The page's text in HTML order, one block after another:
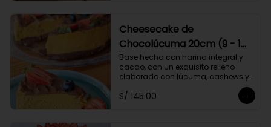
Cheesecake de
Chocolúcuma 20cm (9 - 10
porc.) Vegano
Base hecha con harina integral y
cacao, con un exquisito relleno
elaborado con lúcuma, cashews y
almendras. Endulzado con stevia.
Contiene maní.
S/ 145.00